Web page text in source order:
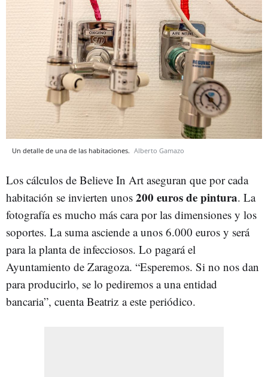
Un detalle de una de las habitaciones. Alberto Gamazo
Los cálculos de Believe In Art aseguran que por cada
habitación se invierten unos 200 euros de pintura. La
fotografía es mucho más cara por las dimensiones y los
soportes. La suma asciende a unos 6.000 euros y será
para la planta de infecciosos. Lo pagará el
Ayuntamiento de Zaragoza. “Esperemos. Si no nos dan
para producirlo, se lo pediremos a una entidad
bancaria”, cuenta Beatriz a este periódico.